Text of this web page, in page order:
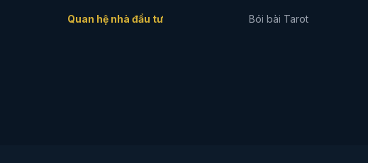
Quan hệ nhà đầu tư Bói bài Tarot